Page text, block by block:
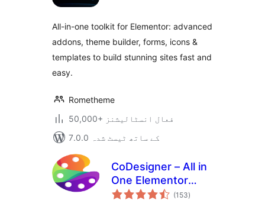
All-in-one toolkit for Elementor: advanced
addons, theme builder, forms, icons &
templates to build stunning sites fast and
easy.
Rometheme
50,000+ فعال انسٹالیشنز
7.0.0 کے ساتھ ٹیسٹ شدہ
CoDesigner – All in
One Elementor
WooCommerce
(153مجموعی
درجہ
)